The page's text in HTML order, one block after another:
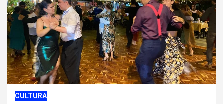
CULTURA